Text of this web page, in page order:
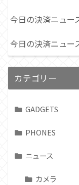
今日の決済ニュー
今日の決済ニュー
カテゴリー
GADGETS
PHONES
ニュース
カメラ